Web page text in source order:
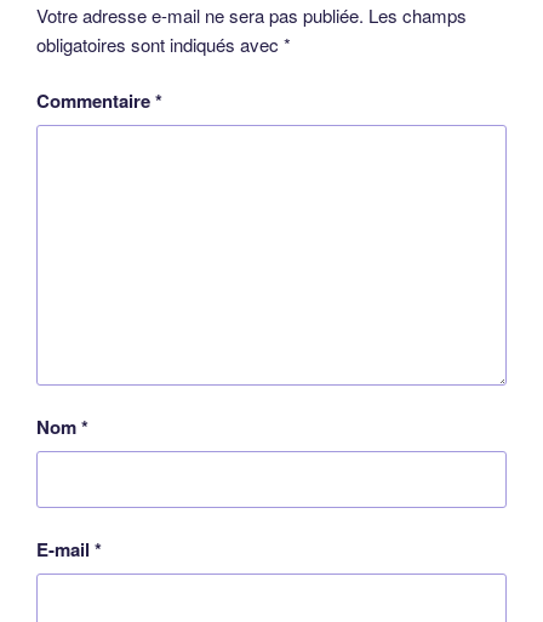
Votre adresse e-mail ne sera pas publiée. Les champs
obligatoires sont indiqués avec *
Commentaire*
Nom*
E-mail *